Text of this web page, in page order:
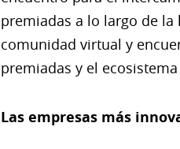
premiadas a lo largo de la
comunidad virtual y
premiadas y el
Las empresas más